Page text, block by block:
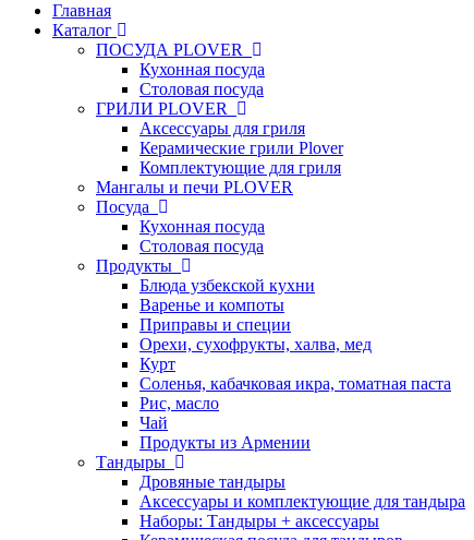
Главная
Каталог
ПОСУДА PLOVER
Кухонная посуда
Столовая посуда
ГРИЛИ PLOVER
Аксессуары для гриля
Керамические грили Plover
Комплектующие для гриля
Мангалы и печи PLOVER
Посуда
Кухонная посуда
Столовая посуда
Продукты
Блюда узбекской кухни
Варенье и компоты
Приправы и специи
Орехи, сухофрукты, халва, мед
Курт
Соленья, кабачковая икра, томатная паста
Рис, масло
Чай
Продукты из Армении
Тандыры
Дровяные тандыры
Аксессуары и комплектующие для тандыра
Наборы: Тандыры + аксессуары